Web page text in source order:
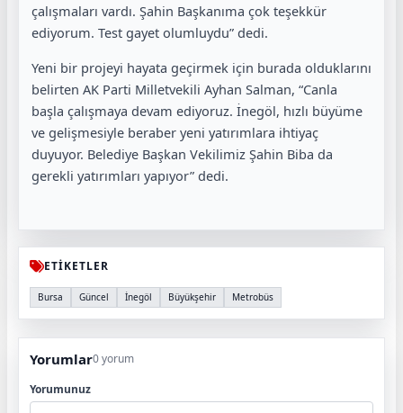
çalışmaları vardı. Şahin Başkanıma çok teşekkür
ediyorum. Test gayet olumluydu” dedi.
Yeni bir projeyi hayata geçirmek için burada olduklarını
belirten AK Parti Milletvekili Ayhan Salman, “Canla
başla çalışmaya devam ediyoruz. İnegöl, hızlı büyüme
ve gelişmesiyle beraber yeni yatırımlara ihtiyaç
duyuyor. Belediye Başkan Vekilimiz Şahin Biba da
gerekli yatırımları yapıyor” dedi.
ETİKETLER
Bursa Güncel İnegöl Büyükşehir Metrobüs
Yorumlar0 yorum
Yorumunuz